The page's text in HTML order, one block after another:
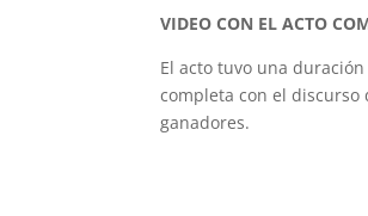
VIDEO CON EL ACTO
El acto tuvo una
completa con el
ganadores.